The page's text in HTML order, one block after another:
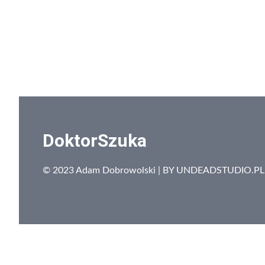
DoktorSzuka
© 2023 Adam Dobrowolski | BY UNDEADSTUDIO.PL